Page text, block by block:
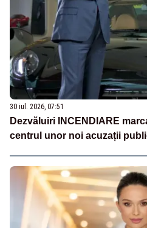
30 iul. 2026, 07:51
Dezvăluiri INCENDIARE
centrul unor noi acuzații